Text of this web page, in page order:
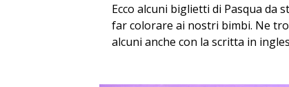
Ecco alcuni biglietti di Pasqua da
far colorare ai nostri bimbi. Ne
alcuni anche con la scritta in